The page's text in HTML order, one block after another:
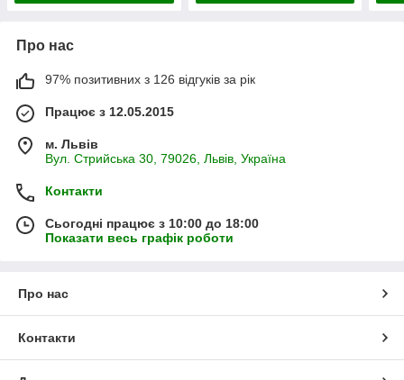
Про нас
97% позитивних з 126 відгуків за рік
Працює з 12.05.2015
м. Львів
Вул. Стрийська 30, 79026, Львів, Україна
Контакти
Сьогодні працює з 10:00 до 18:00
Показати весь графік роботи
Про нас
Контакти